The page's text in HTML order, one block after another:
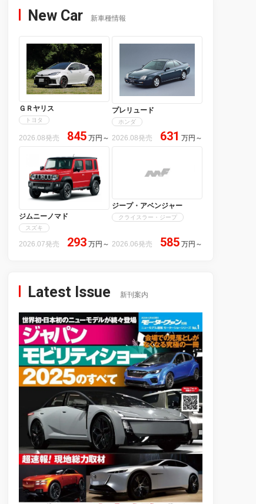
New Car 新車種情報
ＧＲヤリス
トヨタ
2026.08発売 845 万円 ～
プレリュード
ホンダ
2026.08発売 631 万円 ～
ジムニーノマド
スズキ
2026.07発売 293 万円 ～
ジープ・アベンジャー
クライスラー・ジープ
2026.06発売 585 万円 ～
Latest Issue 新刊案内